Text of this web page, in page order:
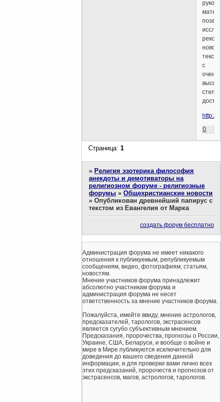
тексты
с
очень
http://
0
Страница:1
» Религия эзотерика философия
анекдоты и демотиваторы на
религиозном форуме - религиозные
форумы »Общехристианские новости
»Опубликован древнейший папирус с
текстом из Евангелия от Марка
создать форум бесплатно
Администрация форума не имеет никакого
отношения к публикуемым, републикуемым
сообщениям, видео, фотографиям, статьям,
новостям.
Мнение участников форума принадлежит
абсолютно участникам форума и
администрация форума не несет
ответственность за мнение участников форума.
Пожалуйста, имейте ввиду, мнение астрологов,
предсказателей, тарологов, экстрасенсов
является сугубо субъективным мнением.
Предсказания, пророчества, прогнозы о России,
Украине, США, Беларуси, и вообще о войне и
мире в Мире публикуются исключительно для
доведения до вашего сведения данной
информации, и для проверки вами лично всех
этих предсказаний, пророчеств и прогнозов от
экстрасенсов, магов, астрологов, тарологов.